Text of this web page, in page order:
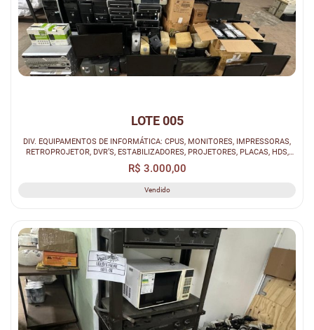
LOTE 005
DIV. EQUIPAMENTOS DE INFORMÁTICA: CPUS, MONITORES, IMPRESSORAS,
RETROPROJETOR, DVR’S, ESTABILIZADORES, PROJETORES, PLACAS, HDS,
PERIFERICO...
R$ 3.000,00
Vendido